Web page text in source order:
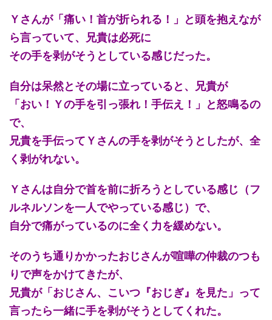
Ｙさんが「痛い！首が折られる！」と頭を抱えなが
ら言っていて、兄貴は必死に
その手を剥がそうとしている感じだった。
自分は呆然とその場に立っていると、兄貴が
「おい！Ｙの手を引っ張れ！手伝え！」と怒鳴るの
で、
兄貴を手伝ってＹさんの手を剥がそうとしたが、全
く剥がれない。
Ｙさんは自分で首を前に折ろうとしている感じ（フ
ルネルソンを一人でやっている感じ）で、
自分で痛がっているのに全く力を緩めない。
そのうち通りかかったおじさんが喧嘩の仲裁のつも
りで声をかけてきたが、
兄貴が「おじさん、こいつ『おじぎ』を見た」って
言ったら一緒に手を剥がそうとしてくれた。